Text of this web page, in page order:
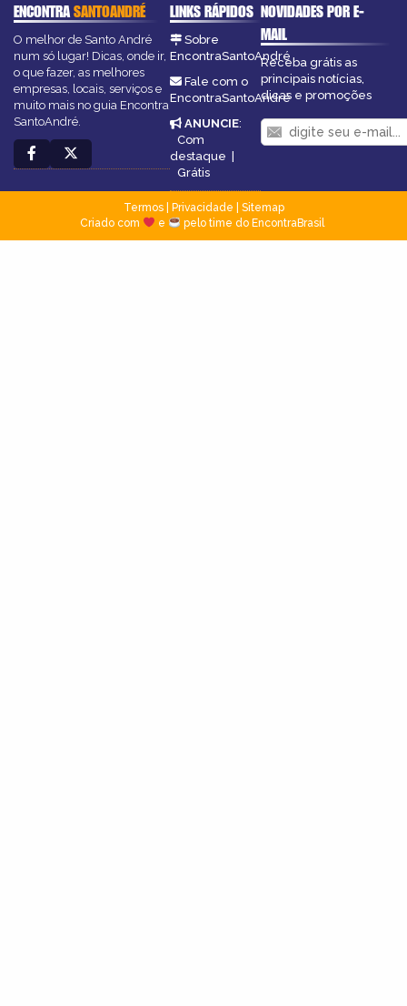
ENCONTRASANTOANDRÉ
O melhor de Santo André
num só lugar! Dicas, onde ir,
o que fazer, as melhores
empresas, locais, serviços e
muito mais no guia Encontra
SantoAndré.
LINKS RÁPIDOS
Sobre
EncontraSantoAndré
Fale com o
EncontraSantoAndré
ANUNCIE:
Com
destaque |
Grátis
NOVIDADES POR E-
MAIL
Receba grátis as
principais notícias,
dicas e promoções
Termos| Privacidade
Sitemap
Criado com
e pelo time do EncontraBrasil